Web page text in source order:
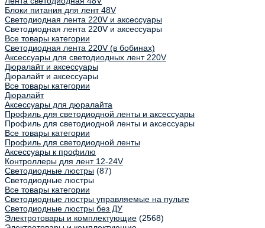
Блоки питания для лент 48V
Светодиодная лента 220V и аксессуары
Светодиодная лента 220V и аксессуары
Все товары категории
Светодиодная лента 220V (в бобинах)
Аксессуары для светодиодных лент 220V
Дюралайт и аксессуары
Дюралайт и аксессуары
Все товары категории
Дюралайт
Аксессуары для дюралайта
Профиль для светодиодной ленты и аксессуары
Профиль для светодиодной ленты и аксессуары
Все товары категории
Профиль для светодиодной ленты
Аксессуары к профилю
Контроллеры для лент 12-24V
Светодиодные люстры (87)
Светодиодные люстры
Все товары категории
Светодиодные люстры управляемые на пульте
Светодиодные люстры без ДУ
Электротовары и комплектующие (2568)